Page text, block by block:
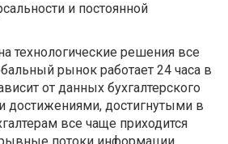
и постоянной
технологические решения все
рынок работает 24 часа в
от данных бухгалтерского
достижениями, достигнутыми в
все чаще приходится